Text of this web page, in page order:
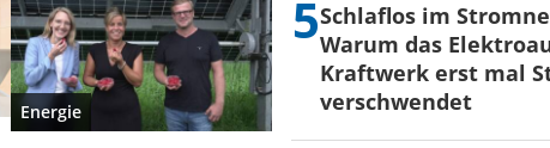
Energie
Schlaflos im
Warum das
Kraftwerk erst mal
verschwendet